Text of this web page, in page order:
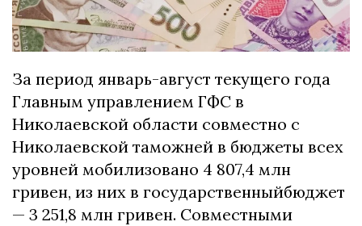
За период январь-август текущего года
Главным управлением ГФС в
Николаевской области совместно с
Николаевской таможней в бюджеты всех
уровней мобилизовано 4 807,4 млн
гривен, из них в государственныйбюджет
— 3 251,8 млн гривен. Совместными